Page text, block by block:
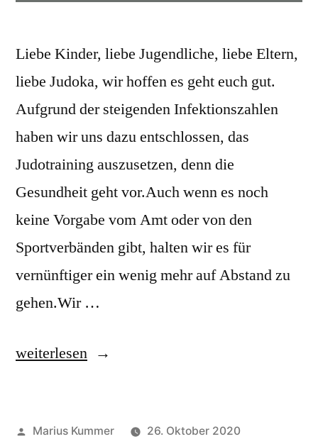
Liebe Kinder, liebe Jugendliche, liebe Eltern,
liebe Judoka, wir hoffen es geht euch gut.
Aufgrund der steigenden Infektionszahlen
haben wir uns dazu entschlossen, das
Judotraining auszusetzen, denn die
Gesundheit geht vor.Auch wenn es noch
keine Vorgabe vom Amt oder von den
Sportverbänden gibt, halten wir es für
vernünftiger ein wenig mehr auf Abstand zu
gehen.Wir …
„Trainingsbetrieb
weiterlesen
Veröffentlicht
Marius Kummer
26. Oktober 2020